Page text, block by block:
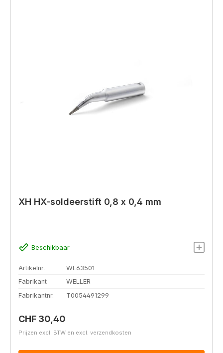
XH HX-soldeerstift 0,8 x 0,4 mm
Beschikbaar
Artikelnr.
WL63501
Fabrikant
WELLER
Fabrikantnr.
T0054491299
Normale prijs:
CHF 30,40
Prijzen excl. BTW en excl. verzendkosten